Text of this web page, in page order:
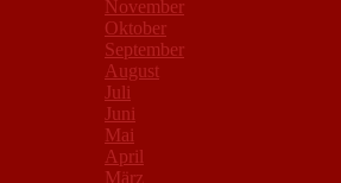
November
Oktober
September
August
Juli
Juni
Mai
April
März